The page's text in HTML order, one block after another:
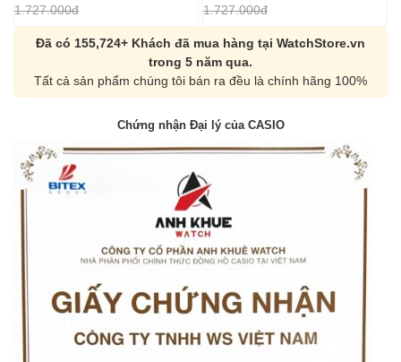
1.727.000đ 1.727.000đ
Đã có 155,724+ Khách đã mua hàng tại WatchStore.vn
trong 5 năm qua.
Tất cả sản phẩm chúng tôi bán ra đều là chính hãng 100%
Chứng nhận Đại lý của CASIO